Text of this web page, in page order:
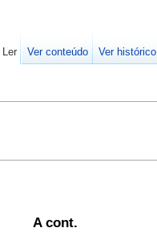
A cont.
Ler Ver conteúdo Ver histórico